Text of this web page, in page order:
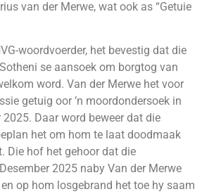
van der Merwe, wat ook as “Getuie
woordvoerder, het bevestig dat die
se aansoek om borgtog van
word. Van der Merwe het voor
getuig oor ’n moordondersoek in
Daar word beweer dat die
het om hom te laat doodmaak
Die hof het gehoor dat die
2025 naby Van der Merwe
op hom losgebrand het toe hy saam